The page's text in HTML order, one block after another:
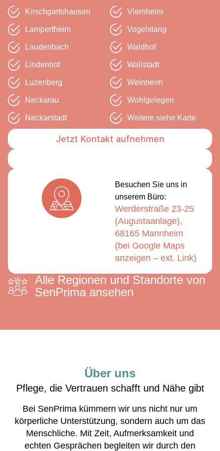
Kirschgarts­hausen
Lampertheim
Laudenbach
Lindenhof
Luzenberg
Neckarau
Neckarstadt
Viernheim
Vogelstang
Waldhof
Wallstadt
Weinheim
Wohlgelegen
Weitere siehe Karte
Jetzt Kontakt aufnehmen
Besuchen Sie uns in
unserem Büro:
Werderstraße 23-25
(Augustaanlage),
68165 Mannheim
(bei Google Maps
anzeigen – ext. Link)
Alle Regionen und Standorte von
SenPrima ansehen
Über uns
Pflege, die Vertrauen schafft und Nähe gibt
Bei SenPrima kümmern wir uns nicht nur um
körperliche Unterstützung, sondern auch um das
Menschliche. Mit Zeit, Aufmerksamkeit und
echten Gesprächen begleiten wir durch den